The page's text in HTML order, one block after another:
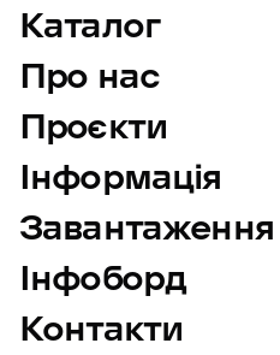
Каталог
Про нас
Проєкти
Інформація
Завантаження
Інфоборд
Контакти